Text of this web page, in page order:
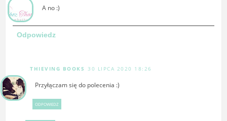
A no :)
Odpowiedz
THIEVING BOOKS 30 LIPCA 2020 18:26
Przyłączam się do polecenia :)
ODPOWIEDZ